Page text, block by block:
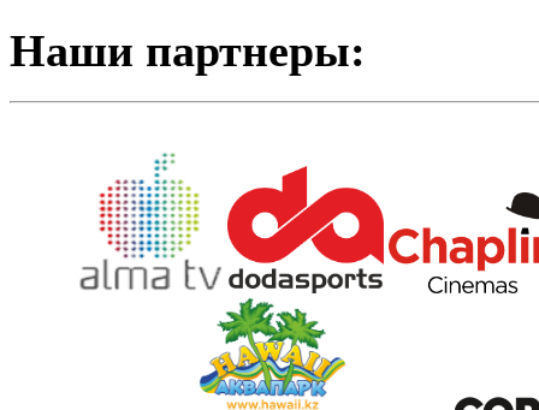
Наши партнеры: